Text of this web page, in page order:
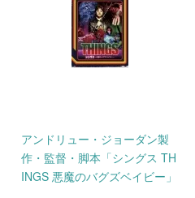
アンドリュー・ジョーダン製
作・監督・脚本「シングス TH
INGS 悪魔のバグズベイビー」